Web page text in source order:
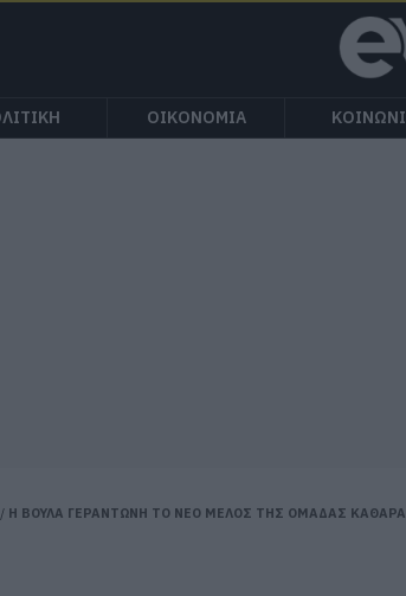
ΟΙΚΟΝΟΜΙΑ
/ Η ΒΟΥΛΑ ΓΕΡΑΝΤΩΝΗ ΤΟ ΝΕΟ ΜΕΛΟΣ ΤΗΣ ΟΜΑΔΑΣ